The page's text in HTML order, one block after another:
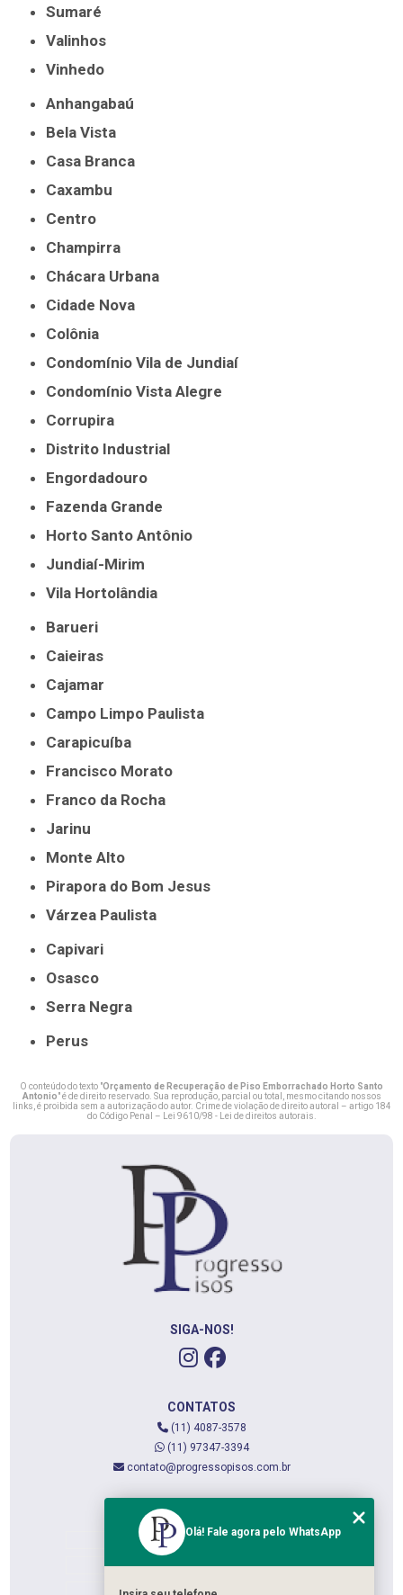
Sumaré
Valinhos
Vinhedo
Anhangabaú
Bela Vista
Casa Branca
Caxambu
Centro
Champirra
Chácara Urbana
Cidade Nova
Colônia
Condomínio Vila de Jundiaí
Condomínio Vista Alegre
Corrupira
Distrito Industrial
Engordadouro
Fazenda Grande
Horto Santo Antônio
Jundiaí-Mirim
Vila Hortolândia
Barueri
Caieiras
Cajamar
Campo Limpo Paulista
Carapicuíba
Francisco Morato
Franco da Rocha
Jarinu
Monte Alto
Pirapora do Bom Jesus
Várzea Paulista
Capivari
Osasco
Serra Negra
Perus
O conteúdo do texto "Orçamento de Recuperação de Piso Emborrachado Horto Santo
Antonio" é de direito reservado. Sua reprodução, parcial ou total, mesmo citando nossos
links, é proibida sem a autorização do autor. Crime de violação de direito autoral – artigo 184
do Código Penal –
Lei 9610/98 - Lei de direitos autorais
SIGA-NOS!
CONTATOS
(11) 4087-3578
(11) 97347-3394
contato@progressopisos.com.br
QUEM SOMOS
SERVIÇOS
Olá! Fale agora pelo WhatsApp